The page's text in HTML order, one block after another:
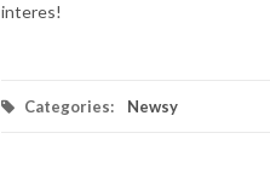
interes!
Categories: Newsy